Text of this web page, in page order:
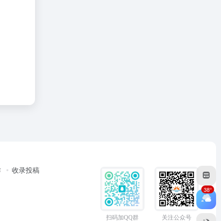
收录投稿
扫码加QQ群 关注公众号
38°